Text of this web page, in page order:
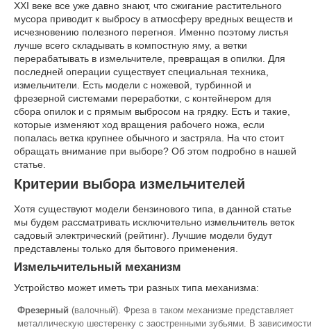
XXI веке все уже давно знают, что сжигание растительного
мусора приводит к выбросу в атмосферу вредных веществ и
исчезновению полезного перегноя. Именно поэтому листья
лучше всего складывать в компостную яму, а ветки
перерабатывать в измельчителе, превращая в опилки. Для
последней операции существует специальная техника,
измельчители. Есть модели с ножевой, турбинной и
фрезерной системами переработки, с контейнером для
сбора опилок и с прямым выбросом на грядку. Есть и такие,
которые изменяют ход вращения рабочего ножа, если
попалась ветка крупнее обычного и застряла. На что стоит
обращать внимание при выборе? Об этом подробно в нашей
статье.
Критерии выбора измельчителей
Хотя существуют модели бензинового типа, в данной статье
мы будем рассматривать исключительно измельчитель веток
садовый электрический (рейтинг). Лучшие модели будут
представлены только для бытового применения.
Измельчительный механизм
Устройство может иметь три разных типа механизма:
Фрезерный (валочный). Фреза в таком механизме представляет
металлическую шестеренку с заостренными зубьями. В